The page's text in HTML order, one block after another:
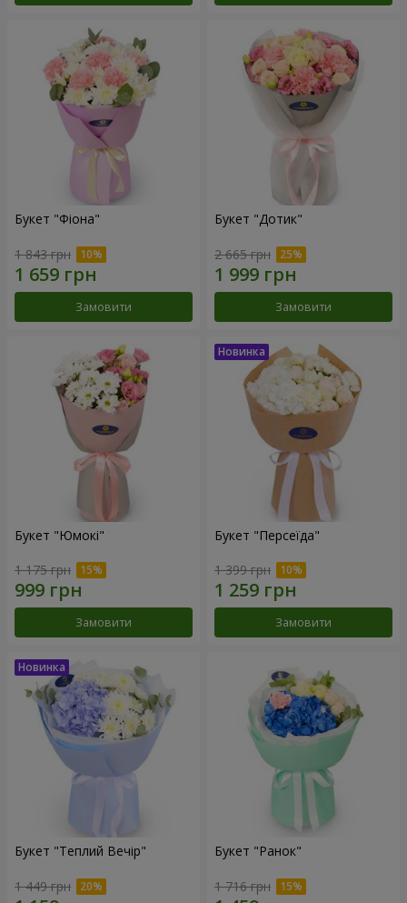
Букет "Фіона"
1 843 грн
Замовити
Букет "Дотик"
2 665 грн
Замовити
Букет "Юмокі"
1 175 грн
Замовити
Букет "Персеїда"
1 399 грн
Замовити
Букет "Теплий Вечір"
1 449 грн
Букет "Ранок"
1 716 грн